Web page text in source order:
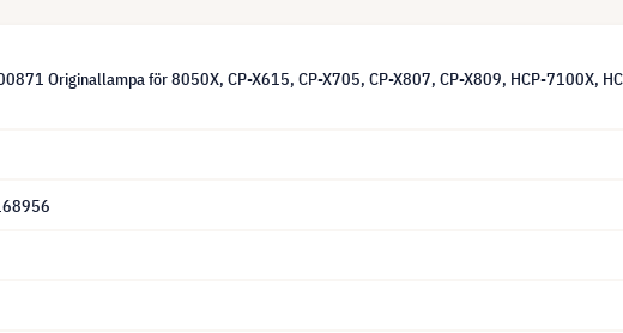
Originallampa för 8050X, CP-X615, CP-X705, CP-X807, CP-X809, HCP-7100X,